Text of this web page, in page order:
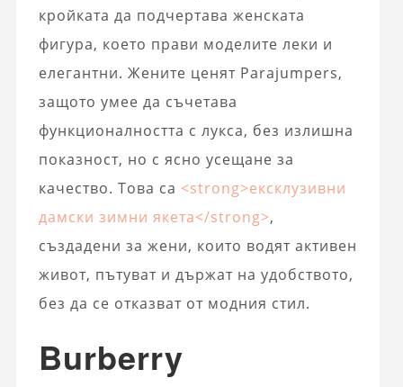
кройката да подчертава женската
фигура, което прави моделите леки и
елегантни. Жените ценят Parajumpers,
защото умее да съчетава
функционалността с лукса, без излишна
показност, но с ясно усещане за
качество. Това са <strong>ексклузивни
дамски зимни якета</strong>,
създадени за жени, които водят активен
живот, пътуват и държат на удобството,
без да се отказват от модния стил.
Burberry